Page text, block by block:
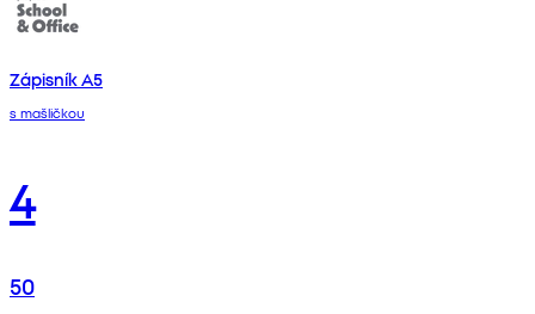
Zápisník A5
s mašličkou
4
50